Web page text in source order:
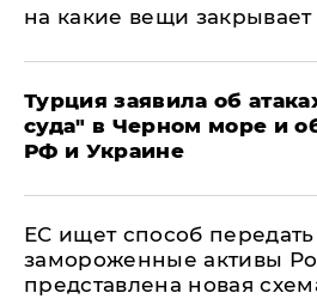
на какие вещи закрывает
Турция заявила об
суда" в Черном море и
РФ и Украине
ЕС ищет способ
замороженные активы
представлена новая